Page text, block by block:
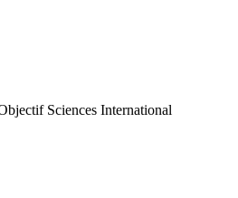
Sciences International